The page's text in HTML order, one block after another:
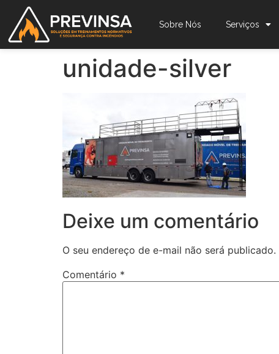
Sobre Nós Serviços
unidade-silver
Deixe um comentário
O seu endereço de e-mail não será publicado.
Comentário *